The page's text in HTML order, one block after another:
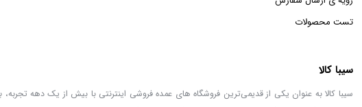
تست محصولات
سیبا کالا